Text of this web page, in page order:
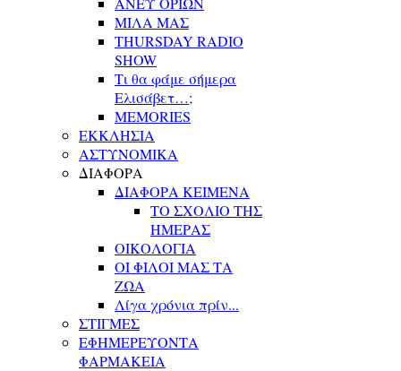
ΜΙΛΑ ΜΑΣ
THURSDAY RADIO
SHOW
Τι θα φάμε σήμερα
Ελισάβετ…;
MEMORIES
ΕΚΚΛΗΣΙΑ
ΑΣΤΥΝΟΜΙΚΑ
ΔΙΑΦΟΡΑ
ΔΙΑΦΟΡΑ ΚΕΙΜΕΝΑ
ΤΟ ΣΧΟΛΙΟ ΤΗΣ
ΗΜΕΡΑΣ
ΟΙΚΟΛΟΓΙΑ
ΟΙ ΦΙΛΟΙ ΜΑΣ ΤΑ
ΖΩΑ
Λίγα χρόνια πρίν...
ΣΤΙΓΜΕΣ
ΕΦΗΜΕΡΕΥΟΝΤΑ
ΦΑΡΜΑΚΕΙΑ